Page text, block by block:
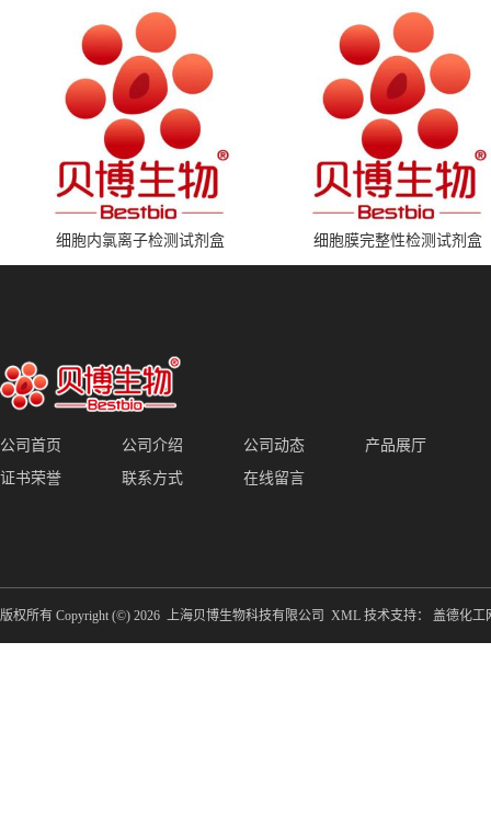
细胞内氯离子检测试剂盒 细胞膜完整性检测试剂盒
公司首页 公司介绍 公司动态
产品展厅
证书荣誉
联系方式 在线留言
版权所有 Copyright (©) 2026 上海贝博生物科技有限公司 XML 技术支持： 盖德化工